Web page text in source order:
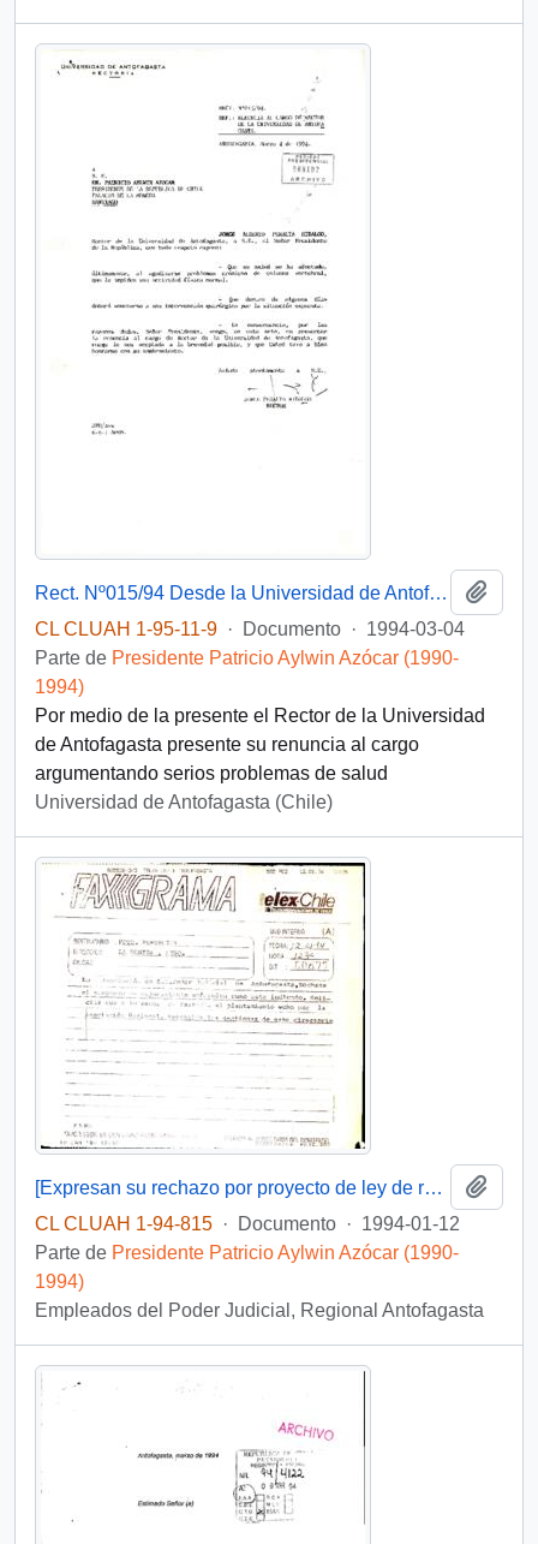
Rect. Nº015/94 Desde la Universidad de Antofagasta, de su Rector, sr. Jorge Peralta Hidalgo, dirigida a S.E. Dn. Patricio Aylwin Azócar
CL CLUAH 1-95-11-9 · Documento · 1994-03-04
Parte de Presidente Patricio Aylwin Azócar (1990-
1994)
Por medio de la presente el Rector de la Universidad
de Antofagasta presente su renuncia al cargo
argumentando serios problemas de salud
Universidad de Antofagasta (Chile)
[Expresan su rechazo por proyecto de ley de reajuste para el poder judicial]
CL CLUAH 1-94-815 · Documento · 1994-01-12
Parte de Presidente Patricio Aylwin Azócar (1990-
1994)
Empleados del Poder Judicial, Regional Antofagasta